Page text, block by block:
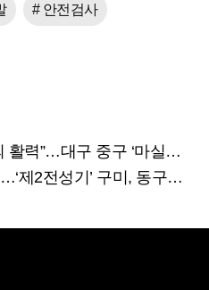
# 안전검사
‘마실방앗간’ 어르신들의 인생 2막
성기’ 구미, 동구미역 더 절실